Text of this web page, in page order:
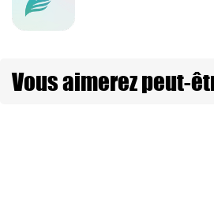
Vous aimerez peut-